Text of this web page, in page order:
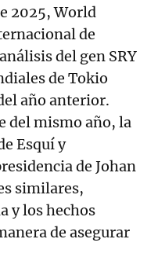
2025, World
de
del gen SRY
de Tokio
año anterior.
del mismo año, la
Esquí y
de Johan
similares,
y los hechos
de asegurar